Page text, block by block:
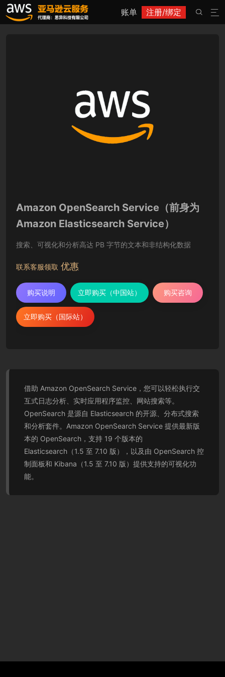
账单 注册/绑定 

Amazon OpenSearch Service（前身为
Amazon Elasticsearch Service）
搜索、可视化和分析高达 PB 字节的文本和非结构化数据
联系客服领取 优惠
购买说明 立即购买（中国站） 购买咨询
立即购买（国际站）
借助 Amazon OpenSearch Service，您可以轻松执行交
互式日志分析、实时应用程序监控、网站搜索等。
OpenSearch 是源自 Elasticsearch 的开源、分布式搜索
和分析套件。Amazon OpenSearch Service 提供最新版
本的 OpenSearch，支持 19 个版本的
Elasticsearch（1.5 至 7.10 版），以及由 OpenSearch 控
制面板和 Kibana（1.5 至 7.10 版）提供支持的可视化功
能。